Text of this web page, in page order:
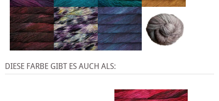
DIESE FARBE GIBT ES AUCH ALS: